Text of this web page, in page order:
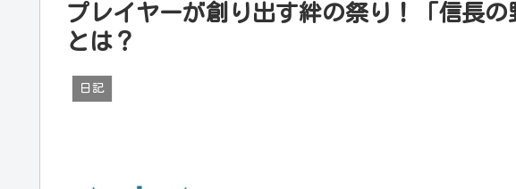
プレイヤーが創り出す絆の祭り！「信長
とは？
日記